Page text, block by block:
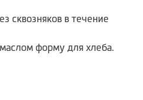
сквозняков в течение
форму для хлеба.